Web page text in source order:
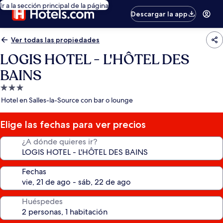
Ir a la sección principal de la página
Descargar la app
Ver todas las propiedades
LOGIS HOTEL - L'HÔTEL DES
BAINS
Propiedad
de
estrellas
Hotel en Salles-la-Source con bar o lounge
Elige las fechas para ver precios
¿A dónde quieres ir?
Fechas
Huéspedes